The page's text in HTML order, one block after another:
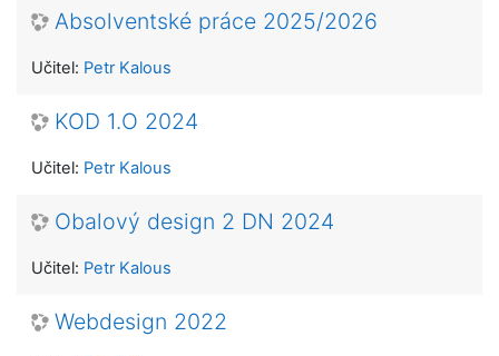
Absolventské práce 2025/2026
Učitel: Petr Kalous
KOD 1.O 2024
Učitel: Petr Kalous
Obalový design 2 DN 2024
Učitel: Petr Kalous
Webdesign 2022